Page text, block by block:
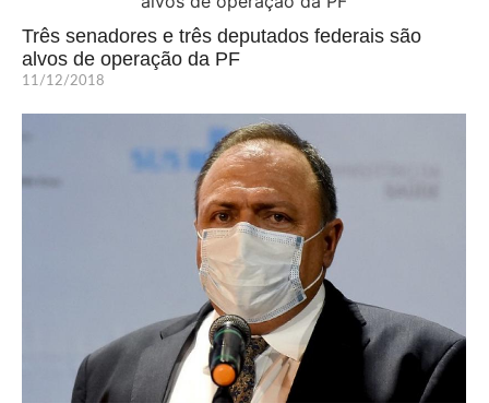
Três senadores e três deputados federais são
alvos de operação da PF
11/12/2018